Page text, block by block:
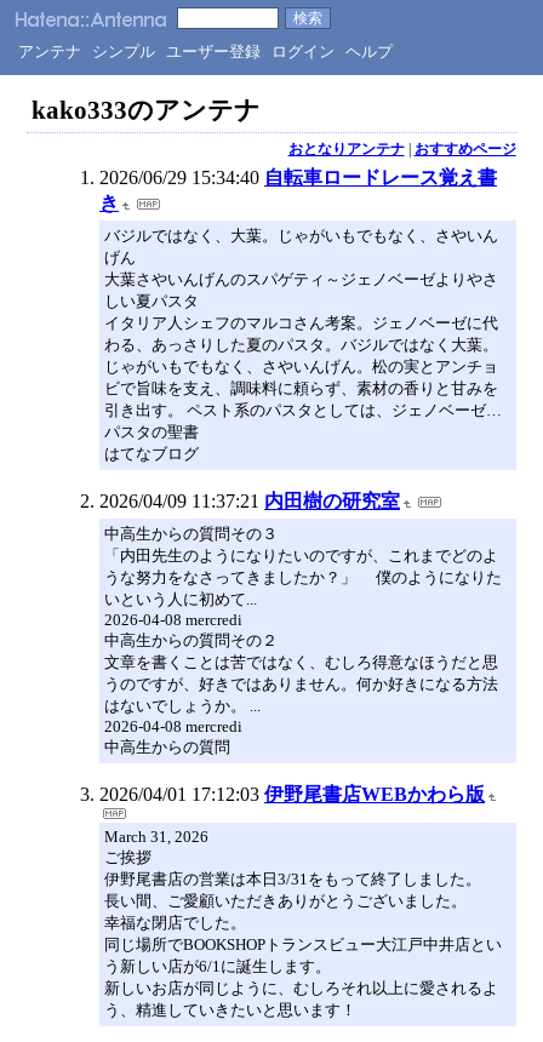
アンテナ シンプル ユーザー登録 ログイン ヘルプ
kako333のアンテナ
おとなりアンテナ| おすすめページ
2026/06/29 15:34:40 自転車ロードレース覚え書
き
バジルではなく、大葉。じゃがいもでもなく、さやいん
げん
大葉さやいんげんのスパゲティ～ジェノベーゼよりやさ
しい夏パスタ
イタリア人シェフのマルコさん考案。ジェノベーゼに代
わる、あっさりした夏のパスタ。バジルではなく大葉。
じゃがいもでもなく、さやいんげん。松の実とアンチョ
ビで旨味を支え、調味料に頼らず、素材の香りと甘みを
引き出す。 ペスト系のパスタとしては、ジェノベーゼ…
パスタの聖書
はてなブログ
2026/04/09 11:37:21 内田樹の研究室
中高生からの質問その３
「内田先生のようになりたいのですが、これまでどのよ
うな努力をなさってきましたか？」 僕のようになりた
いという人に初めて...
2026-04-08 mercredi
中高生からの質問その２
文章を書くことは苦ではなく、むしろ得意なほうだと思
うのですが、好きではありません。何か好きになる方法
はないでしょうか。 ...
2026-04-08 mercredi
中高生からの質問
2026/04/01 17:12:03 伊野尾書店WEBかわら版
March 31, 2026
ご挨拶
伊野尾書店の営業は本日3/31をもって終了しました。
長い間、ご愛顧いただきありがとうございました。
幸福な閉店でした。
同じ場所でBOOKSHOPトランスビュー大江戸中井店とい
う新しい店が6/1に誕生します。
新しいお店が同じように、むしろそれ以上に愛されるよ
う、精進していきたいと思います！